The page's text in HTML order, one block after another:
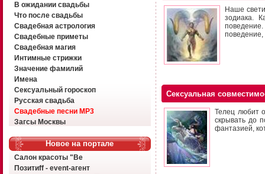
В ожидании свадьбы
Что после свадьбы
Свадебная астрология
Свадебные приметы
Свадебная магия
Интимные стрижки
Значение фамилий
Имена
Сексуальный гороскоп
Русская свадьба
Свадебные песни MP3
Загсы Москвы
Новое на портале
Салон красоты "Ве
Позитиff - event-агент
Наше
зодиака.
поведение,
Сексуальная
Телец любит
скрывать до
фантазией,